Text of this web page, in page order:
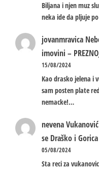
Biljana i njen muz
neka ide da pljuje
jovanmravica
imovini –
15/08/2024
Kao drasko jelena i
sam posten plate
nemacke!…
nevena
se Draško i Gorica
05/08/2024
Sta reci za